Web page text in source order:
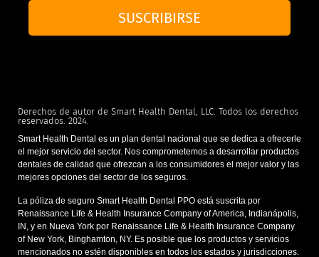
SUSCRIBIRSE
Derechos de autor de Smart Health Dental, LLC. Todos los derechos
reservados. 2024.
Smart Health Dental es un plan dental nacional que se dedica a ofrecerle
el mejor servicio del sector. Nos comprometemos a desarrollar productos
dentales de calidad que ofrezcan a los consumidores el mejor valor y las
mejores opciones del sector de los seguros.
La póliza de seguro Smart Health Dental PPO está suscrita por
Renaissance Life & Health Insurance Company of America, Indianápolis,
IN, y en Nueva York por Renaissance Life & Health Insurance Company
of New York, Binghamton, NY. Es posible que los productos y servicios
mencionados no estén disponibles en todos los estados y jurisdicciones.